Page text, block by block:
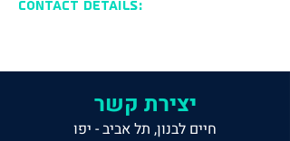
Contact Details:
יצירת קשר
חיים לבנון, תל אביב - יפו